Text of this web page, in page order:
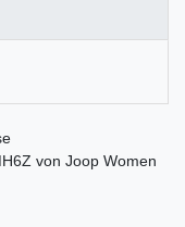
von Joop Women